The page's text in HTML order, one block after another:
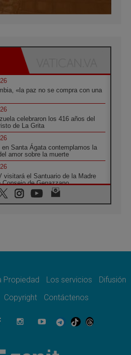
«la paz no se compra con una
celebraron los 416 años del
de La Grita
en Santa Ágata contemplamos la
amor sobre la muerte
visitará el Santuario de la Madre
Consejo de Genazzano
el Vicariato Apostólico de Calapán
300 días
guerra desfigura el mundo, solo la
de Dios lo transfigura
la Trienal de Arte de las
Propiedad Los servicios
Difusión
Copyright Contáctenos